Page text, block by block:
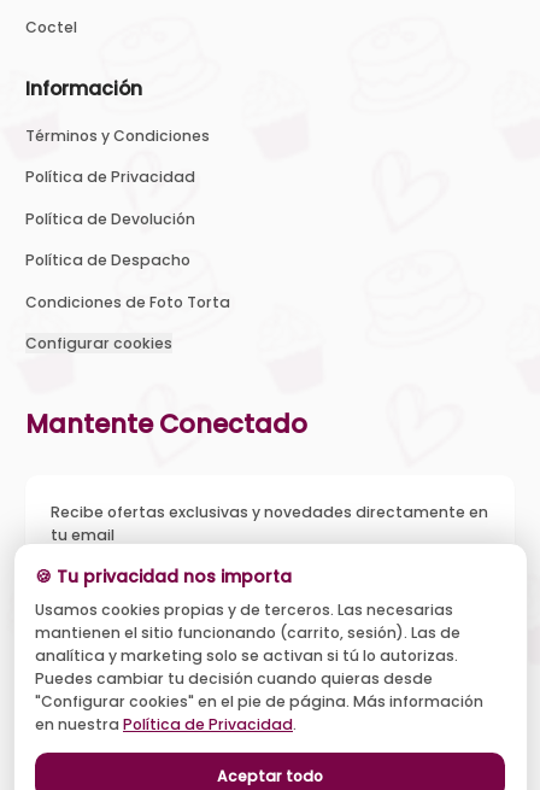
Coctel
Información
Términos y Condiciones
Política de Privacidad
Política de Devolución
Política de Despacho
Condiciones de Foto Torta
Configurar cookies
Mantente Conectado
Recibe ofertas exclusivas y novedades directamente en
tu email
Acepto recibir novedades y ofertas, y el tratamiento de mi
email según la Política de Privacidad . Puedo darme de baja
cuando quiera.
Suscribirse
🍪 Tu privacidad nos importa
Usamos cookies propias y de terceros. Las necesarias
mantienen el sitio funcionando (carrito, sesión). Las de
analítica y marketing solo se activan si tú lo autorizas.
Puedes cambiar tu decisión cuando quieras desde
"Configurar cookies" en el pie de página. Más información
en nuestra Política de Privacidad.
Aceptar todo